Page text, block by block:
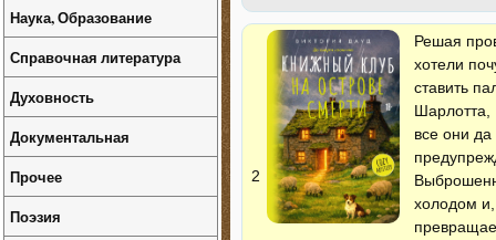
2
Решая
хотели
ставить
Шарлотта,
все они
холодом
Наука, Образование
Справочная литература
Духовность
Документальная
Прочее
Поэзия